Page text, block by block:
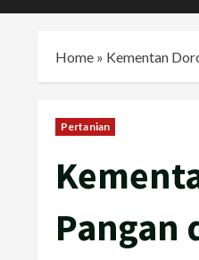
Home » Kementan
Pertanian
Pangan